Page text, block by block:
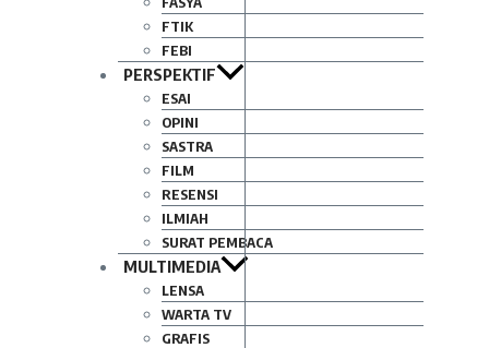
FTIK
FEBI
PERSPEKTIF
ESAI
OPINI
SASTRA
FILM
RESENSI
ILMIAH
SURAT PEMBACA
MULTIMEDIA
LENSA
WARTA TV
GRAFIS